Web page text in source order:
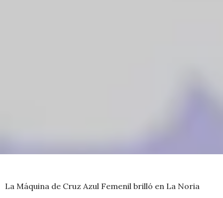
La Máquina de Cruz Azul Femenil brilló en La Noria